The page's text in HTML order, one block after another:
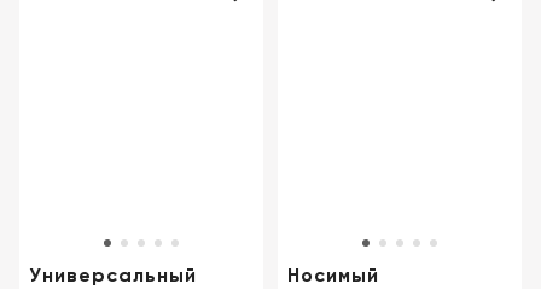
Универсальный
Носимый